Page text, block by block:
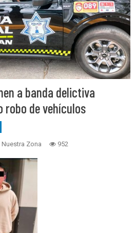
a banda delictiva
robo de vehículos
Nuestra Zona 952